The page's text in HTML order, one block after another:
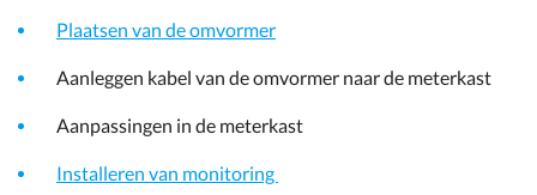
Plaatsen van de omvormer
Aanleggen kabel van de omvormer naar de meterkast
Aanpassingen in de meterkast
Installeren van monitoring